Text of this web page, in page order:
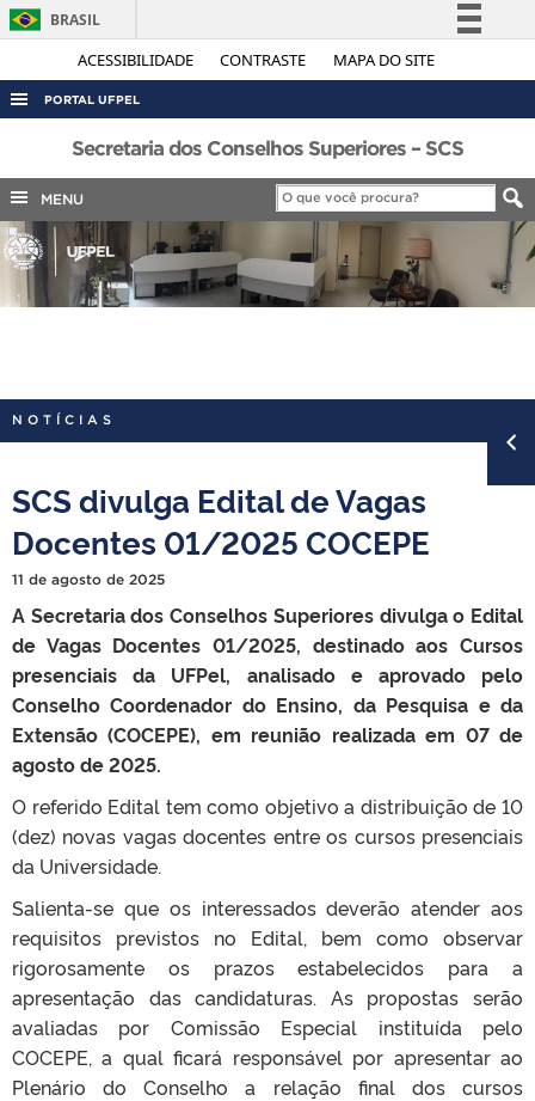
ACESSIBILIDADE CONTRASTE MAPA DO SITE
BRASIL
Simplifique!
Acesso à informação
Legislação
PORTAL UFPEL
ACESSO À INFORMAÇÃO
AUDITORIA
COBALTO
CONCURSOS
EDITAIS
PORTARIAS
Secretaria dos Conselhos Superiores – SCS
MENU
NOTÍCIAS
SCS divulga Edital de Vagas
Docentes 01/2025 COCEPE
11 de agosto de 2025
A Secretaria dos Conselhos Superiores divulga o Edital
de Vagas Docentes 01/2025, destinado aos Cursos
presenciais da UFPel, analisado e aprovado pelo
Conselho Coordenador do Ensino, da Pesquisa e da
Extensão (COCEPE), em reunião realizada em 07 de
agosto de 2025.
O referido Edital tem como objetivo a distribuição de 10
(dez) novas vagas docentes entre os cursos presenciais
da Universidade.
Salienta-se que os interessados deverão atender aos
requisitos previstos no Edital, bem como observar
rigorosamente os prazos estabelecidos para a
apresentação das candidaturas. As propostas serão
avaliadas por Comissão Especial instituída pelo
COCEPE, a qual ficará responsável por apresentar ao
Plenário do Conselho a relação final dos cursos